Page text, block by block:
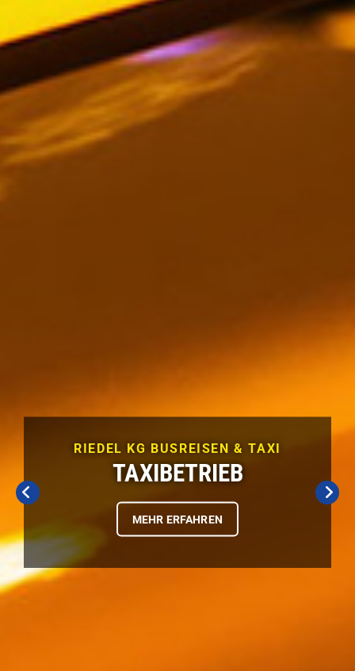
RIEDEL KG BUSREISEN & TAXI
TAXIBETRIEB
MEHR ERFAHREN